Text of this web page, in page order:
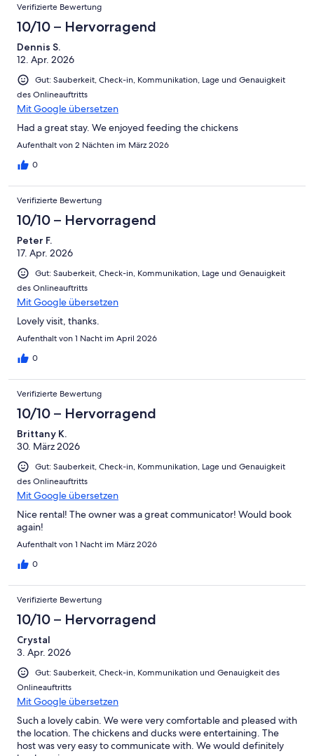
Verifizierte Bewertung
10/10 – Hervorragend
Dennis S.
12. Apr. 2026
Gut: Sauberkeit, Check-in, Kommunikation, Lage und Genauigkeit
des Onlineauftritts
Mit Google übersetzen
Had a great stay. We enjoyed feeding the chickens
Aufenthalt von 2 Nächten im März 2026
0
Verifizierte Bewertung
10/10 – Hervorragend
Peter F.
17. Apr. 2026
Gut: Sauberkeit, Check-in, Kommunikation, Lage und Genauigkeit
des Onlineauftritts
Mit Google übersetzen
Lovely visit, thanks.
Aufenthalt von 1 Nacht im April 2026
0
Verifizierte Bewertung
10/10 – Hervorragend
Brittany K.
30. März 2026
Gut: Sauberkeit, Check-in, Kommunikation, Lage und Genauigkeit
des Onlineauftritts
Mit Google übersetzen
Nice rental! The owner was a great communicator! Would book
again!
Aufenthalt von 1 Nacht im März 2026
0
Verifizierte Bewertung
10/10 – Hervorragend
Crystal
3. Apr. 2026
Gut: Sauberkeit, Check-in, Kommunikation und Genauigkeit des
Onlineauftritts
Mit Google übersetzen
Such a lovely cabin. We were very comfortable and pleased with
the location. The chickens and ducks were entertaining. The
host was very easy to communicate with. We would definitely